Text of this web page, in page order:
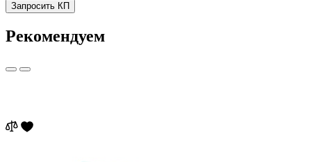
Запросить КП
Рекомендуем